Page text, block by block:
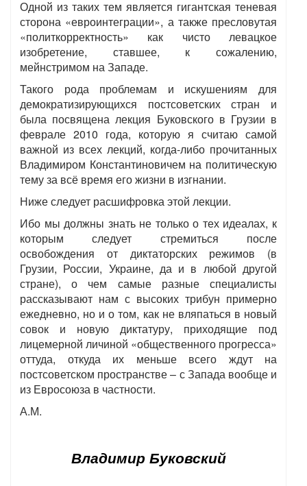
Одной из таких тем является гигантская теневая
сторона «евроинтеграции», а также пресловутая
«политкорректность» как чисто левацкое
изобретение, ставшее, к сожалению,
мейнстримом на Западе.
Такого рода проблемам и искушениям для
демократизирующихся постсоветских стран и
была посвящена лекция Буковского в Грузии в
феврале 2010 года, которую я считаю самой
важной из всех лекций, когда-либо прочитанных
Владимиром Константиновичем на политическую
тему за всё время его жизни в изгнании.
Ниже следует расшифровка этой лекции.
Ибо мы должны знать не только о тех идеалах, к
которым следует стремиться после
освобождения от диктаторских режимов (в
Грузии, России, Украине, да и в любой другой
стране), о чем самые разные специалисты
рассказывают нам с высоких трибун примерно
ежедневно, но и о том, как не вляпаться в новый
совок и новую диктатуру, приходящие под
лицемерной личиной «общественного прогресса»
оттуда, откуда их меньше всего ждут на
постсоветском пространстве – с Запада вообще и
из Евросоюза в частности.
А.М.
Владимир Буковский